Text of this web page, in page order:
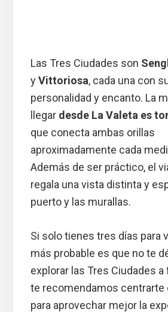
Las Tres Ciudades son
yVittoriosa, cada una con
personalidad y encanto. La
llegar desde La Valeta es
que conecta ambas orillas
aproximadamente cada
Además de ser práctico, el
regala una vista distinta y
puerto y las murallas.
Si solo tienes tres días para
más probable es que no te
explorar las Tres Ciudades a
te recomendamos centrarte
para aprovechar mejor la